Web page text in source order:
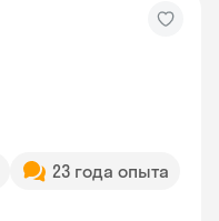
23 года опыта